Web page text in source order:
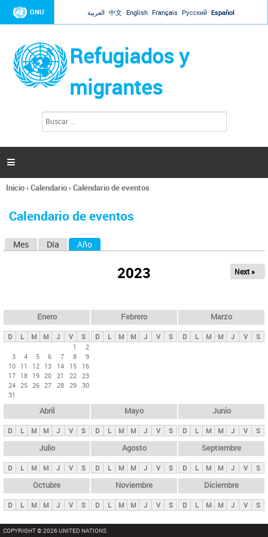
Jump to navigation
ONU العربية 中文 English Français Русский Español
Refugiados y
migrantes
l
d
s

Se
usted
Inicio›Calendario›Calendario de eventos
Calendario de eventos
s
p
n
c
i
p
l
e
s
Mes Día Año
2023 Next »
Enero
D L M M J V
S
1
2
3
4 5 6 7 8
9
10 11 12 13 14 15
16
17 18 19 20 21 22 23
24 25 26 27 28 29 30
31
Febrero
D L M M J V S
Marzo
D L M M J V S
Abril
D L M M J V S
Mayo
D L M M J V S
Junio
D L M M J V S
Julio
D L M M J V S
Agosto
D L M M J V S
Septiembre
D L M M J V S
Octubre
D L M M J V S
Noviembre
D L M M J V S
Diciembre
D L M M J V S
COPYRIGHT © 2026 UNITED NATIONS